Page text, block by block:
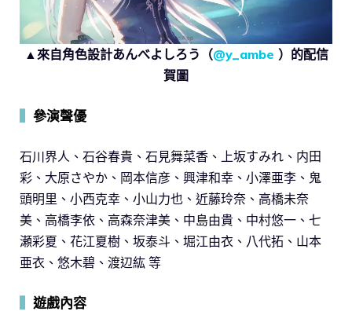
▲來自角色設計あんべよしろう（@y_ambe ）的配信
賀圖
參演聲優
石川界人、石谷春貴、石見舞菜香、上坂すみれ、内田
彩、大原さやか、岡本信彦、興津和幸、小澤亜李、鬼
頭明里、小西克幸、小山力也、近藤玲奈、高橋未奈
美、高橋李依、高森奈津美、中島由貴、中村悠一、七
瀬彩夏、花江夏樹、坂泰斗、堀江由衣、八代拓、山本
亜衣、悠木碧、渡辺紘 等
遊戲內容